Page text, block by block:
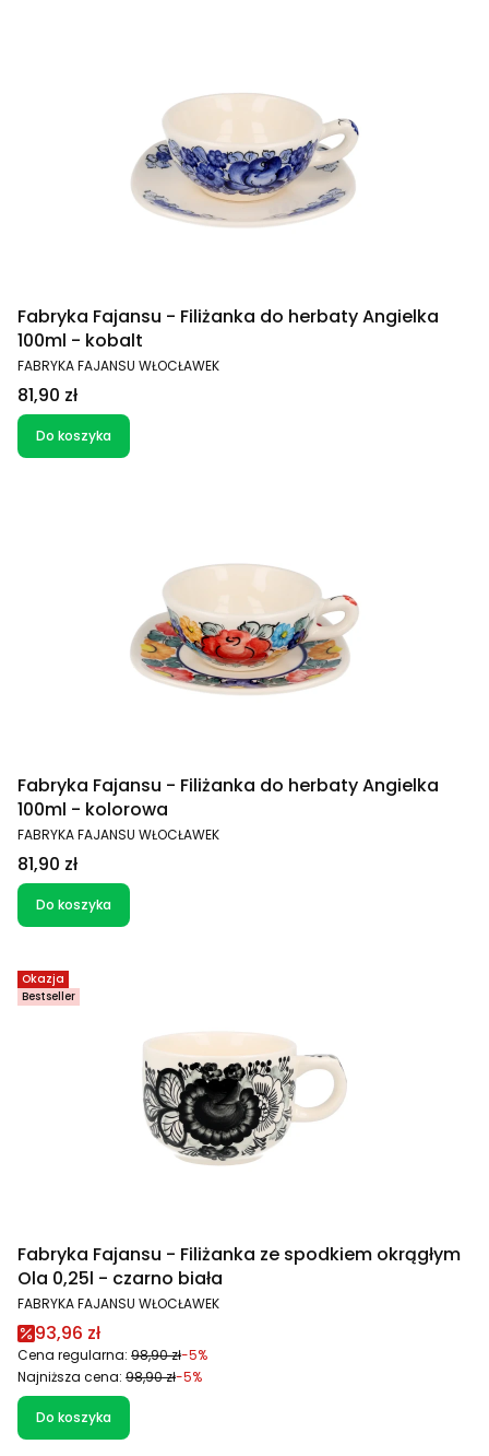
Fabryka Fajansu - Filiżanka do herbaty Angielka
100ml - kobalt
PRODUCENT
FABRYKA FAJANSU WŁOCŁAWEK
Cena
81,90 zł
Do koszyka
Fabryka Fajansu - Filiżanka do herbaty Angielka
100ml - kolorowa
PRODUCENT
FABRYKA FAJANSU WŁOCŁAWEK
Cena
81,90 zł
Do koszyka
Okazja
Bestseller
Fabryka Fajansu - Filiżanka ze spodkiem okrągłym
Ola 0,25l - czarno biała
PRODUCENT
FABRYKA FAJANSU WŁOCŁAWEK
Cena promocyjna
93,96 zł
Cena regularna: 98,90 zł-5%
Najniższa cena: 98,90 zł-5%
Do koszyka